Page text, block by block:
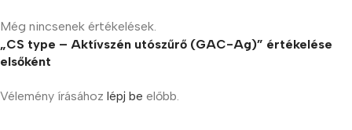
Még nincsenek értékelések.
„CS type – Aktívszén utószűrő (GAC-Ag)” értékelése
elsőként
Vélemény írásához lépj be előbb.